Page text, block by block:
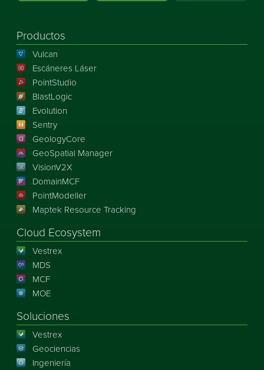
Productos
Vulcan
Escáneres Láser
PointStudio
BlastLogic
Evolution
Sentry
GeologyCore
GeoSpatial Manager
VisionV2X
DomainMCF
PointModeller
Maptek Resource Tracking
Cloud Ecosystem
Vestrex
MDS
MCF
MOE
Soluciones
Vestrex
Geociencias
Ingeniería